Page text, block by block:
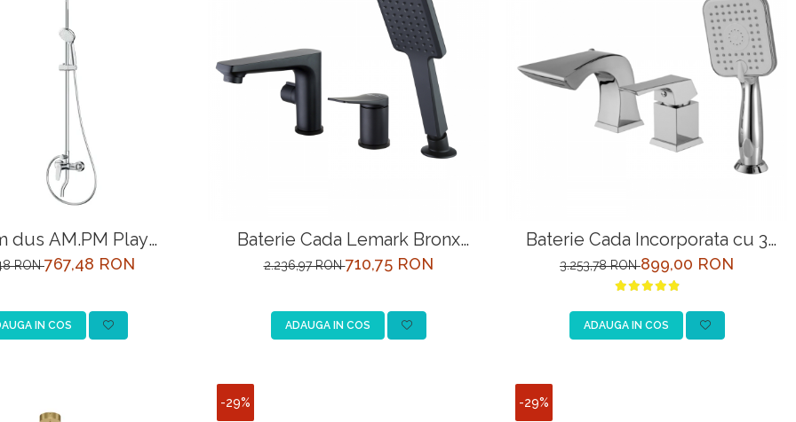
dus AM.PM Play
, baterie mecanica,
RON767,48 RON
IN COS
Baterie Cada Lemark Bronx
LM3745BL Negru
2.236,97 RON710,75 RON
ADAUGA IN COS
Baterie Cada Incorporata cu 3
Intrari Lemark Unit LM4545C
Crom
3.253,78 RON899,00 RON
ADAUGA IN COS
-29% -29%